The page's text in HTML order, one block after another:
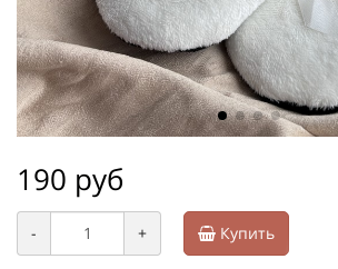
190 руб
- + Купить